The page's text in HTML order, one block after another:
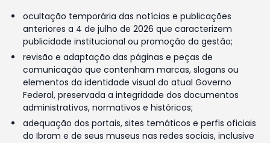
ocultação temporária das notícias e publicações
anteriores a 4 de julho de 2026 que caracterizem
publicidade institucional ou promoção da gestão;
revisão e adaptação das páginas e peças de
comunicação que contenham marcas, slogans ou
elementos da identidade visual do atual Governo
Federal, preservada a integridade dos documentos
administrativos, normativos e históricos;
adequação dos portais, sites temáticos e perfis oficiais
do Ibram e de seus museus nas redes sociais, inclusive